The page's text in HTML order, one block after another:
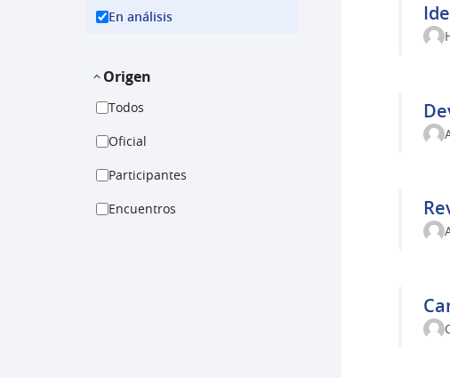
En análisis
Origen
Todos
Oficial
Participantes
Encuentros